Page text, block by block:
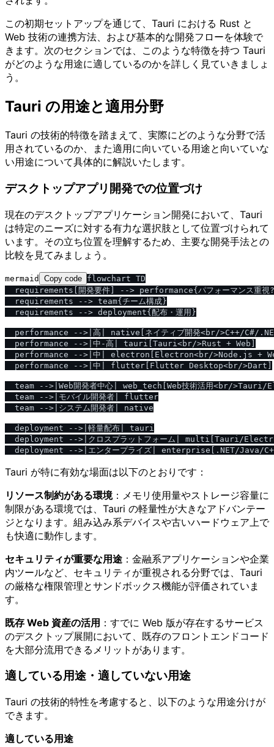
この初期セットアップを通じて、Tauri における Rust と
Web 技術の連携方法、および基本的な開発フローを体験で
きます。次のセクションでは、このような特徴を持つ Tauri
がどのような用途に適しているのかを詳しく見ていきましょ
う。
Tauri の用途と適用分野
Tauri の技術的特徴を踏まえて、実際にどのような分野で活
用されているのか、また適用に向いている用途と向いていな
い用途について具体的に解説いたします。
デスクトップアプリ開発での位置づけ
現在のデスクトップアプリケーション開発において、Tauri
は特定のニーズに対する有力な選択肢として位置づけられて
います。その立ち位置を理解するため、主要な開発手法との
比較を見てみましょう。
mermaid Copy code flowchart TD
requirements[開発要件] --> performance{パフォーマンス重視
  requirements --> team{チーム構成}
  requirements --> deployment{配布・運用}
performance -->|高| native[ネイティブ開発<br/>C++/C#/
  performance -->|中-高| tauri[Tauri<br/>Rust + Web]
performance -->|中| electron[Electron<br/>Node.js +
  performance -->|中| flutter[Flutter Desktop<br/>Dart]
team -->|Web開発者中心| web_tech[Web技術活用<br/>Tauri/
  team -->|モバイル開発者| flutter
  team -->|システム開発者| native
  deployment -->|軽量配布| tauri
deployment -->|クロスプラットフォーム| multi[Tauri/
Tauri が特に有効な場面は以下のとおりです：
リソース制約がある環境：メモリ使用量やストレージ容量に
制限がある環境では、Tauri の軽量性が大きなアドバンテー
ジとなります。組み込み系デバイスや古いハードウェア上で
も快適に動作します。
セキュリティが重要な用途 ：金融系アプリケーションや企業
内ツールなど、セキュリティが重視される分野では、Tauri
の厳格な権限管理とサンドボックス機能が評価されていま
す。
既存 Web 資産の活用 ：すでに Web 版が存在するサービス
のデスクトップ展開において、既存のフロントエンドコード
を大部分流用できるメリットがあります。
適している用途・適していない用途
Tauri の技術的特性を考慮すると、以下のような用途分けが
できます。
適している用途